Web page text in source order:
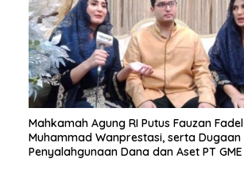
Mahkamah Agung RI Putus Fauzan Fadel
Muhammad Wanprestasi, serta Dugaan
Penyalahgunaan Dana dan Aset PT GME